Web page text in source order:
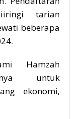
tarian
beberapa
Hamzah
untuk
ekonomi,